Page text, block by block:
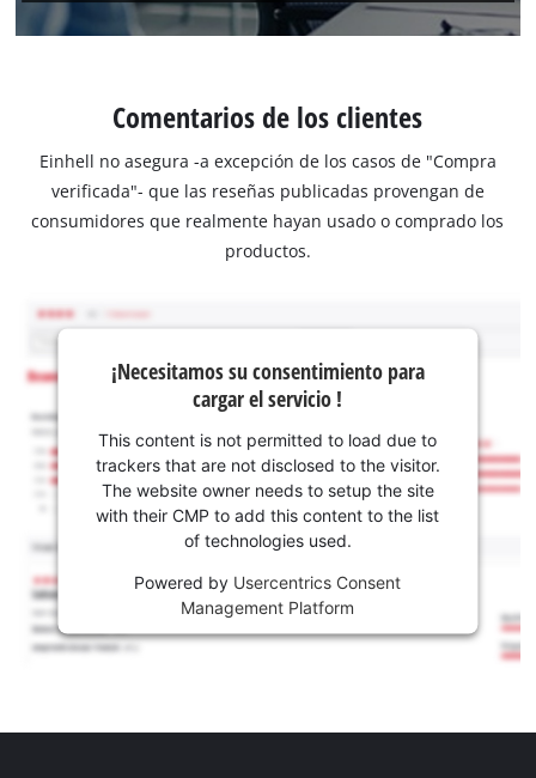
Comentarios de los clientes
Einhell no asegura -a excepción de los casos de "Compra
verificada"- que las reseñas publicadas provengan de
consumidores que realmente hayan usado o comprado los
productos.
¡Necesitamos su consentimiento para
cargar el servicio !
This content is not permitted to load due to
trackers that are not disclosed to the visitor.
The website owner needs to setup the site
with their CMP to add this content to the list
of technologies used.
Powered by Usercentrics Consent
Management Platform